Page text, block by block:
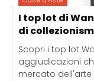
I top lot di
di
Scopri i top lot
aggiudicazioni
mercato dell'arte